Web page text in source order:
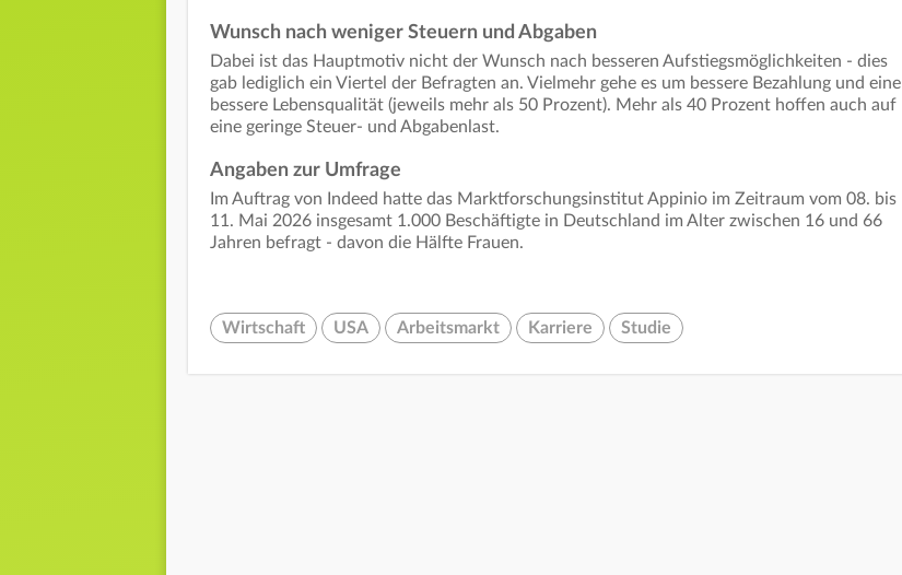
Wunsch nach weniger Steuern und Abgaben
Dabei ist das Hauptmotiv nicht der Wunsch nach besseren Aufstiegsmöglichkeiten - dies
gab lediglich ein Viertel der Befragten an. Vielmehr gehe es um bessere Bezahlung und eine
bessere Lebensqualität (jeweils mehr als 50 Prozent). Mehr als 40 Prozent hoffen auch auf
eine geringe Steuer- und Abgabenlast.
Angaben zur Umfrage
Im Auftrag von Indeed hatte das Marktforschungsinstitut Appinio im Zeitraum vom 08. bis
11. Mai 2026 insgesamt 1.000 Beschäftigte in Deutschland im Alter zwischen 16 und 66
Jahren befragt - davon die Hälfte Frauen.
Wirtschaft USA Arbeitsmarkt Karriere Studie